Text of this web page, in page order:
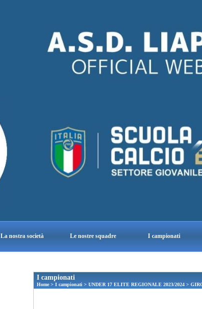
La nostra società Le nostre squadre I campionati
I campionati
Home> I campionati> UNDER 17 ELITE REGIONALE 2023/2024>